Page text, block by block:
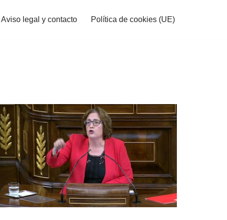
Aviso legal y contacto Política de cookies (UE)